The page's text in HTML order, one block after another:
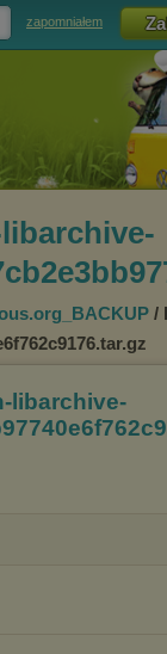
zapomniałem
/
libarchive-